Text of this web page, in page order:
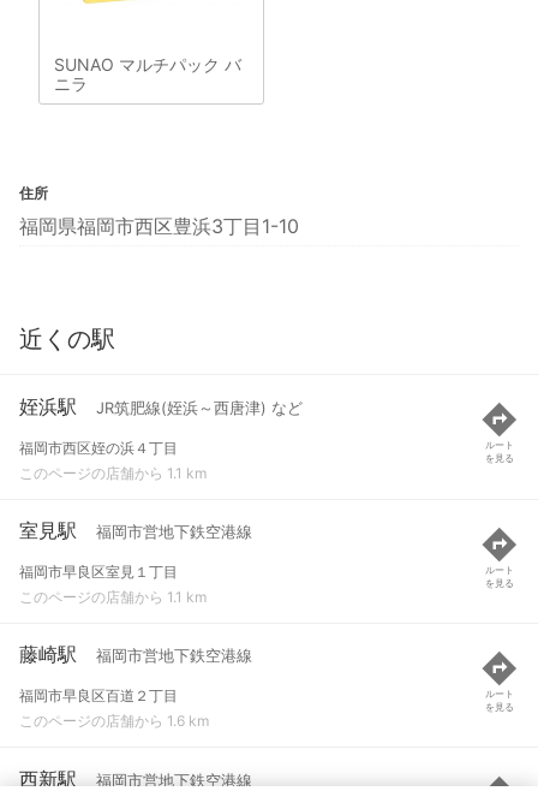
SUNAO マルチパック バ
ニラ
住所
福岡県福岡市西区豊浜3丁目1-10
近くの駅
姪浜駅 JR筑肥線(姪浜～西唐津) など
福岡市西区姪の浜４丁目
このページの店舗から 1.1 km
ルート
を見る
室見駅 福岡市営地下鉄空港線
福岡市早良区室見１丁目
このページの店舗から 1.1 km
ルート
を見る
藤崎駅 福岡市営地下鉄空港線
福岡市早良区百道２丁目
このページの店舗から 1.6 km
ルート
を見る
西新駅 福岡市営地下鉄空港線